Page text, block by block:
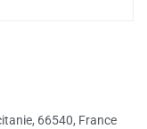
66540, France